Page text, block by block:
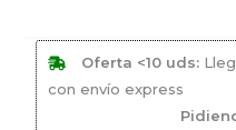
Oferta <10 uds:
con envío express